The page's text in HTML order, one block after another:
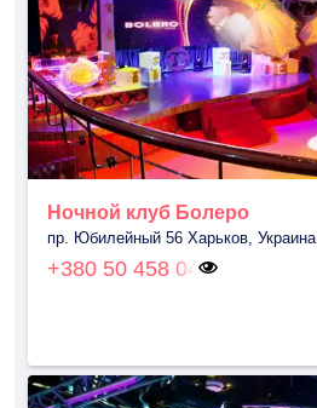
Ночной клуб Болеро
пр. Юбилейный 56 Харьков, Украина
+380 50 458 04